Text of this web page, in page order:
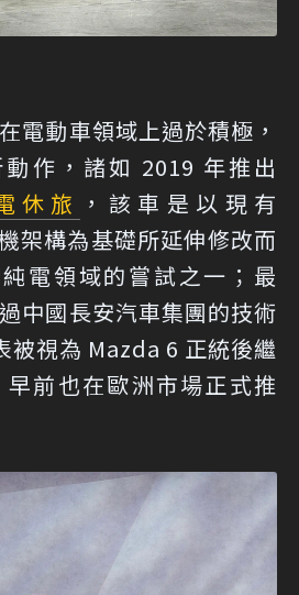
電動車領域上過於積極，
作，諸如 2019 年推出
休旅 ，該車是以現有
架構為基礎所延伸修改而
電領域的嘗試之一；最
中國長安汽車集團的技術
被視為 Mazda 6 正統後繼
前也在歐洲市場正式推